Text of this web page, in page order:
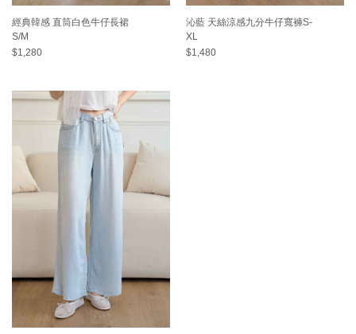
經典韓感 直筒白色牛仔長裙
S/M
$1,280
沁藍 天絲涼感九分牛仔寬褲S-
XL
$1,480